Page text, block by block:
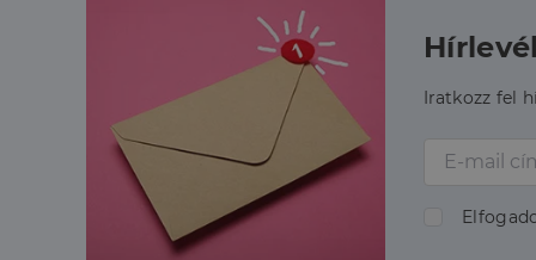
Hírlevél
Iratkozz fel
_ga
_fbp
Meta
Inc.
_gcl_au
Google